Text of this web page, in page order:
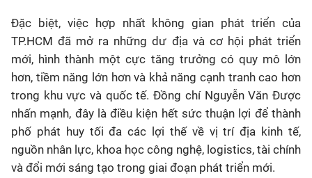
Đặc biệt, việc hợp nhất không gian phát triển của
TP.HCM đã mở ra những dư địa và cơ hội phát triển
mới, hình thành một cực tăng trưởng có quy mô lớn
hơn, tiềm năng lớn hơn và khả năng cạnh tranh cao hơn
trong khu vực và quốc tế. Đồng chí Nguyễn Văn Được
nhấn mạnh, đây là điều kiện hết sức thuận lợi để thành
phố phát huy tối đa các lợi thế về vị trí địa kinh tế,
nguồn nhân lực, khoa học công nghệ, logistics, tài chính
và đổi mới sáng tạo trong giai đoạn phát triển mới.